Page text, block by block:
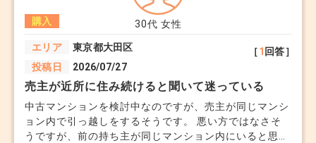
件等あるのでしょうか。
30代 女性
購入
エリア
東京都大田区
投稿日
2026/07/27
［1 回答］
売主が近所に住み続けると聞いて迷っている
中古マンションを検討中なのですが、売主が同じマンシ
ョン内で引っ越しをするそうです。 悪い方ではなさそ
うですが、前の持ち主が同じマンション内にいると思う